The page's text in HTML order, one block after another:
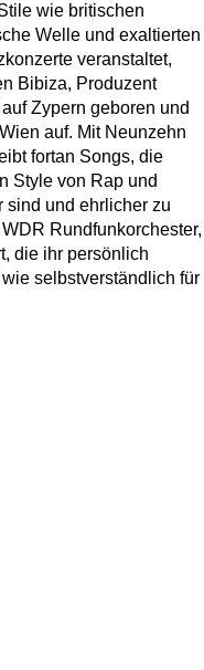
wie britischen
Welle und exaltierten
veranstaltet,
Bibiza, Produzent
Zypern geboren und
auf. Mit Neunzehn
fortan Songs, die
Style von Rap und
sind und ehrlicher zu
Rundfunkorchester,
die ihr persönlich
selbstverständlich für